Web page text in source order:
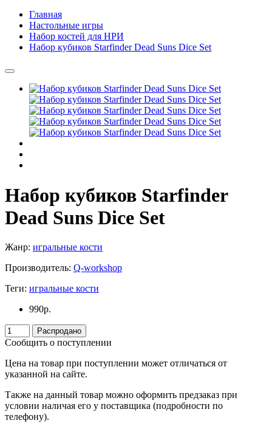
Главная
Настольные игры
Набор костей для НРИ
Набор кубиков Starfinder Dead Suns Dice Set
Набор кубиков Starfinder
Dead Suns Dice Set
Жанр: игральные кости
Производитель: Q-workshop
Теги: игральные кости
990р.
Распродано
Сообщить о поступлении
Цена на товар при поступлении может отличаться от
указанной на сайте.
Также на данный товар можно оформить предзаказ при
условии наличая его у поставщика (подробности по
телефону).